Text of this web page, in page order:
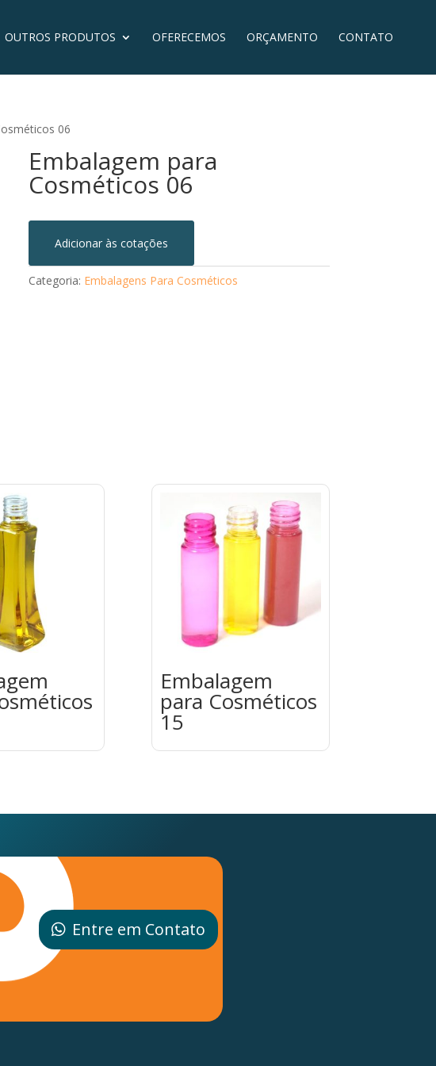
OUTROS PRODUTOS OFERECEMOS ORÇAMENTO CONTATO
06
Embalagem para
Cosméticos 06
Adicionar às cotações
Categoria: Embalagens Para Cosméticos
Embalagem
para Cosméticos
15
Entre em Contato